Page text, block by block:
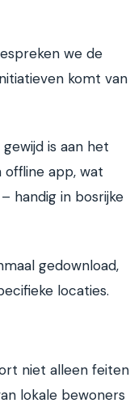
we de
komt van
is aan het
app, wat
handig in bosrijke
gedownload,
locaties.
niet alleen feiten
lokale bewoners